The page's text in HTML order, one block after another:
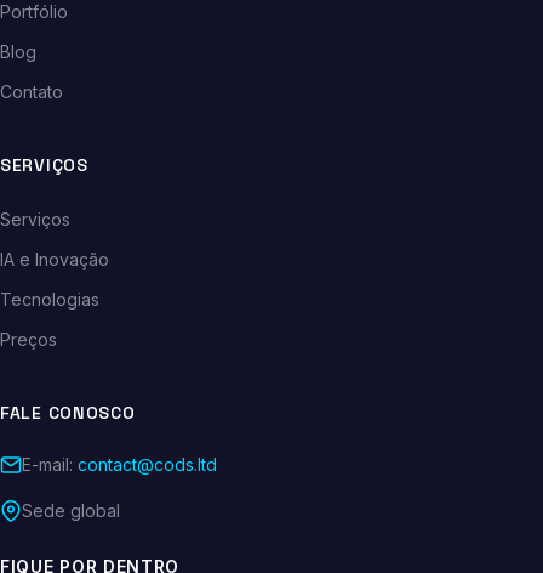
Portfólio
Blog
Contato
SERVIÇOS
Serviços
IA e Inovação
Tecnologias
Preços
FALE CONOSCO
E-mail: contact@cods.ltd
Sede global
FIQUE POR DENTRO